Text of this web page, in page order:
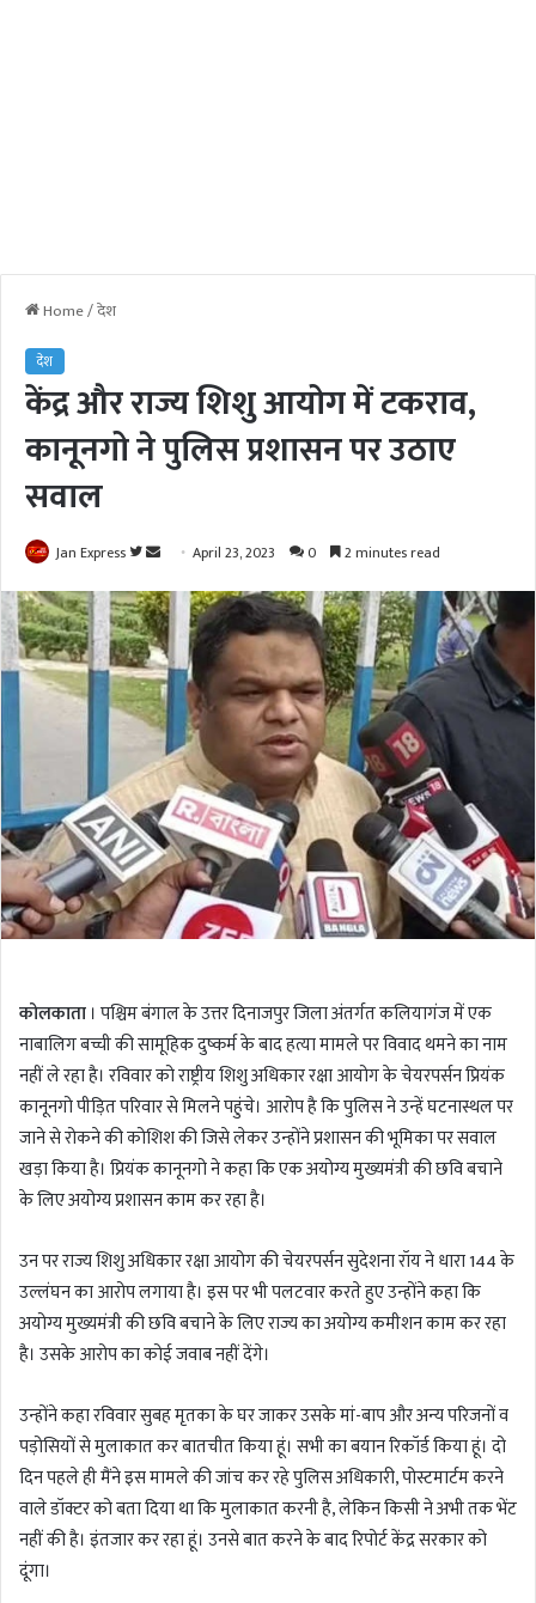
Home/देश
देश
केंद्र और राज्य शिशु आयोग में टकराव,
कानूनगो ने पुलिस प्रशासन पर उठाए
सवाल
Jan Express
F
l
l
o
w
o
T
w
i
t
t
e
n
d
a
n
e
m
a
i
l
April 23, 2023 0 2 minutes read
कोलकाता । पश्चिम बंगाल के उत्तर दिनाजपुर जिला अंतर्गत कलियागंज में एक
नाबालिग बच्ची की सामूहिक दुष्कर्म के बाद हत्या मामले पर विवाद थमने का नाम
नहीं ले रहा है। रविवार को राष्ट्रीय शिशु अधिकार रक्षा आयोग के चेयरपर्सन प्रियंक
कानूनगो पीड़ित परिवार से मिलने पहुंचे। आरोप है कि पुलिस ने उन्हें घटनास्थल पर
जाने से रोकने की कोशिश की जिसे लेकर उन्होंने प्रशासन की भूमिका पर सवाल
खड़ा किया है। प्रियंक कानूनगो ने कहा कि एक अयोग्य मुख्यमंत्री की छवि बचाने
के लिए अयोग्य प्रशासन काम कर रहा है।
उन पर राज्य शिशु अधिकार रक्षा आयोग की चेयरपर्सन सुदेशना रॉय ने धारा 144 के
उल्लंघन का आरोप लगाया है। इस पर भी पलटवार करते हुए उन्होंने कहा कि
अयोग्य मुख्यमंत्री की छवि बचाने के लिए राज्य का अयोग्य कमीशन काम कर रहा
है। उसके आरोप का कोई जवाब नहीं देंगे।
उन्होंने कहा रविवार सुबह मृतका के घर जाकर उसके मां-बाप और अन्य परिजनों व
पड़ोसियों से मुलाकात कर बातचीत किया हूं। सभी का बयान रिकॉर्ड किया हूं। दो
दिन पहले ही मैंने इस मामले की जांच कर रहे पुलिस अधिकारी, पोस्टमार्टम करने
वाले डॉक्टर को बता दिया था कि मुलाकात करनी है, लेकिन किसी ने अभी तक भेंट
नहीं की है। इंतजार कर रहा हूं। उनसे बात करने के बाद रिपोर्ट केंद्र सरकार को
दूंगा।